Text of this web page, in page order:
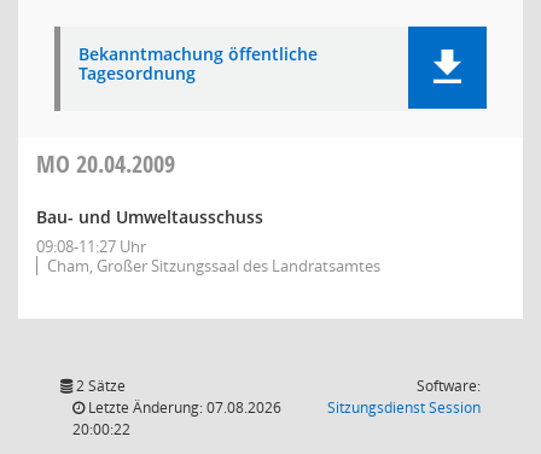
Bekanntmachung öffentliche
Tagesordnung
MO 20.04.2009
Bau- und Umweltausschuss
09:08-11:27 Uhr
Cham, Großer Sitzungssaal des Landratsamtes
2 Sätze
Letzte Änderung: 07.08.2026
20:00:22
Software:
SitzungsdienstSession(Wird in